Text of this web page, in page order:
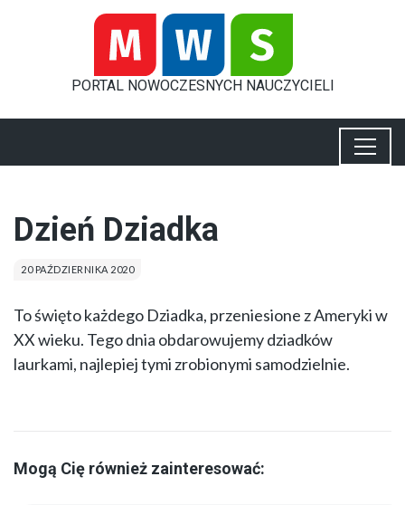
PORTAL NOWOCZESNYCH NAUCZYCIELI
Dzień Dziadka
20 PAŹDZIERNIKA 2020
To święto każdego Dziadka, przeniesione z Ameryki w
XX wieku. Tego dnia obdarowujemy dziadków
laurkami, najlepiej tymi zrobionymi samodzielnie.
Mogą Cię również zainteresować: